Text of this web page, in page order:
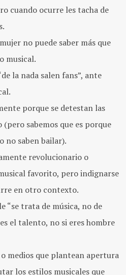
cuando ocurre les tacha de
no puede saber más que
musical.
la nada salen fans”, ante
porque se detestan las
(pero sabemos que es porque
no saben bailar).
revolucionario o
favorito, pero indignarse
en otro contexto.
“se trata de música, no de
el talento, no si eres hombre
medios que plantean apertura
los estilos musicales que